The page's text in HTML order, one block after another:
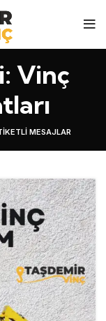
Vinç
MESAJLAR